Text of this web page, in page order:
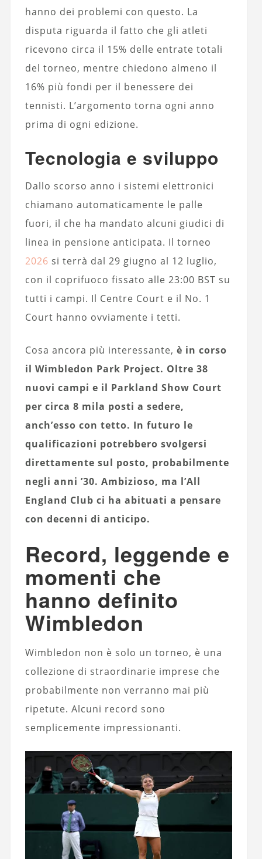
hanno dei problemi con questo. La
disputa riguarda il fatto che gli atleti
ricevono circa il 15% delle entrate totali
del torneo, mentre chiedono almeno il
16% più fondi per il benessere dei
tennisti. L’argomento torna ogni anno
prima di ogni edizione.
Tecnologia e sviluppo
Dallo scorso anno i sistemi elettronici
chiamano automaticamente le palle
fuori, il che ha mandato alcuni giudici di
linea in pensione anticipata. Il torneo
2026 si terrà dal 29 giugno al 12 luglio,
con il coprifuoco fissato alle 23:00 BST su
tutti i campi. Il Centre Court e il No. 1
Court hanno ovviamente i tetti.
Cosa ancora più interessante, è in corso
il Wimbledon Park Project. Oltre 38
nuovi campi e il Parkland Show Court
per circa 8 mila posti a sedere,
anch’esso con tetto. In futuro le
qualificazioni potrebbero svolgersi
direttamente sul posto, probabilmente
negli anni ’30. Ambizioso, ma l’All
England Club ci ha abituati a pensare
con decenni di anticipo.
Record, leggende e
momenti che
hanno definito
Wimbledon
Wimbledon non è solo un torneo, è una
collezione di straordinarie imprese che
probabilmente non verranno mai più
ripetute. Alcuni record sono
semplicemente impressionanti.